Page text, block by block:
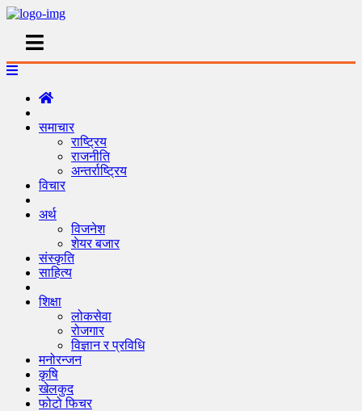
समाचार
राष्ट्रिय
राजनीति
अन्तर्राष्ट्रिय
विचार
अर्थ
विजनेश
शेयर बजार
संस्कृति
साहित्य
शिक्षा
लोकसेवा
रोजगार
विज्ञान र प्रविधि
मनोरन्जन
कृषि
खेलकुद
फोटो फिचर